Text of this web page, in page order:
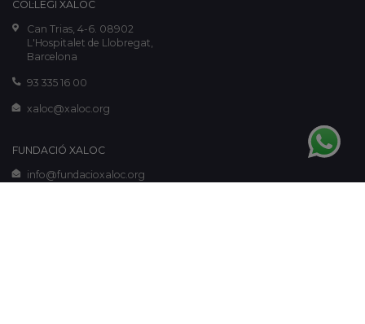
COL·LEGI XALOC
Can Trias, 4-6. 08902
L'Hospitalet de Llobregat,
Barcelona
93 335 16 00
xaloc@xaloc.org
FUNDACIÓ XALOC
info@fundacioxaloc.org